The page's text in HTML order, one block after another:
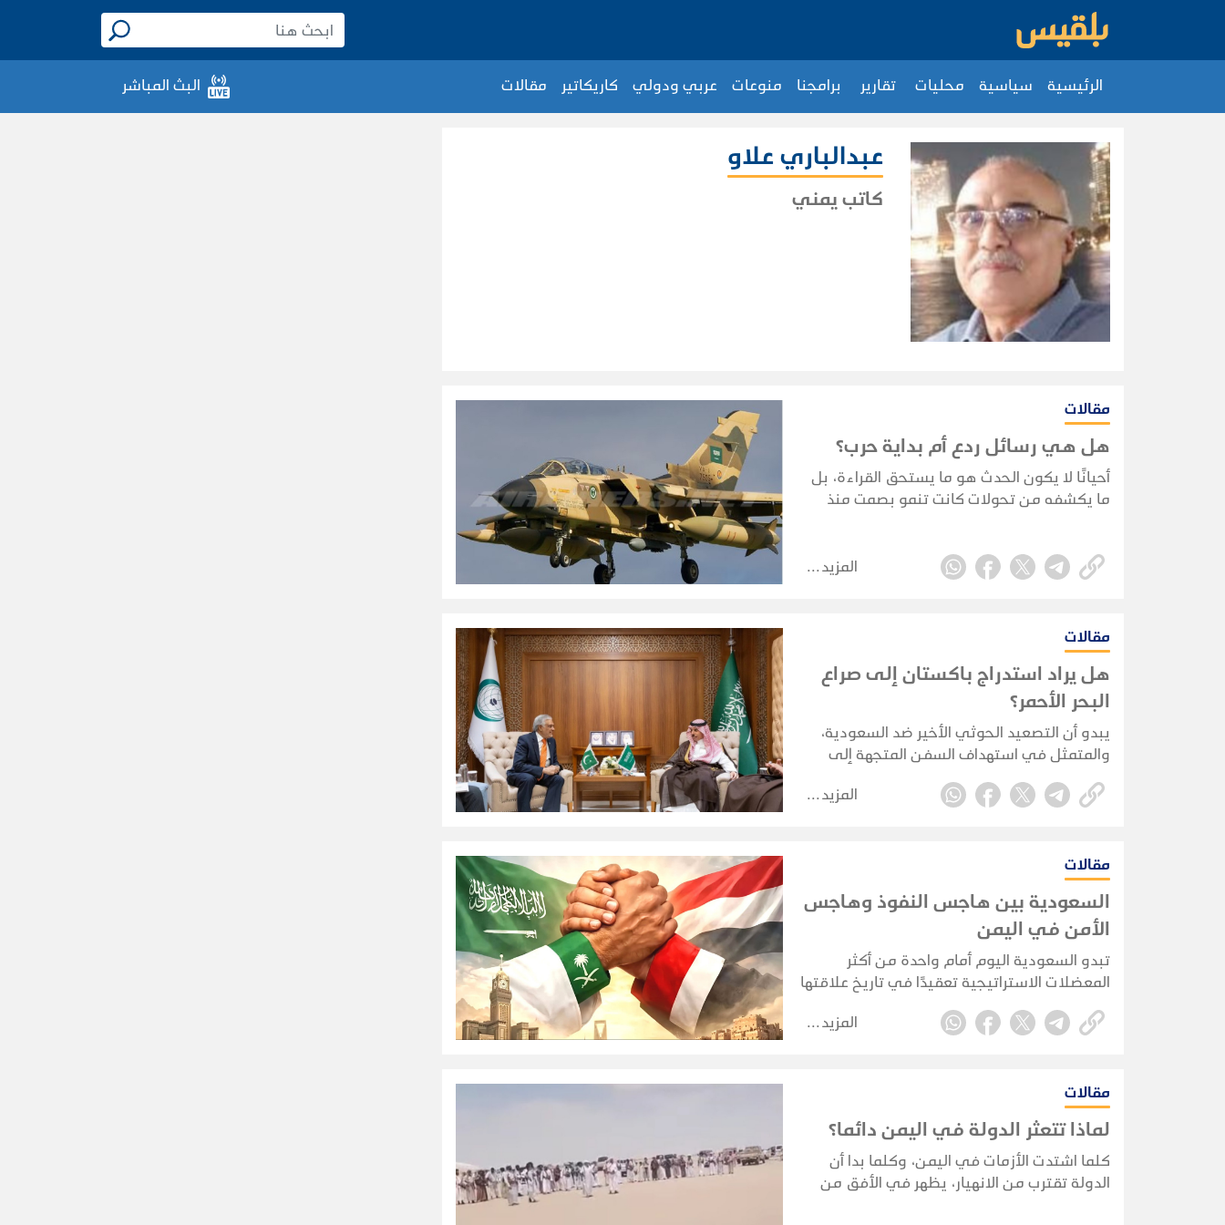
الرئيسية سياسية محليات تقارير برامجنا منوعات عربي ودولي كاريكاتير مقالات البث المباشر
عبدالباري علاو
كاتب يمني
مقالات
هل هي رسائل ردع أم بداية حرب؟
أحيانًا لا يكون الحدث هو ما يستحق القراءة، بل
ما يكشفه من تحولات كانت تنمو بصمت منذ
مرحلة كاملة قد انتهت، وأن مرحلة أخرى بدأت
تتشكل.
المزيد
مقالات
هل يراد استدراج باكستان إلى صراع
البحر الأحمر؟
يبدو أن التصعيد الحوثي الأخير ضد السعودية،
والمتمثل في استهداف السفن المتجهة إلى
مرة أخرى ما ذهبنا إليه في كثير من التحليلات
المرتبكة في اليمن، إلى قوة باتت قابلة
للتوظيف من قبل أطراف متعددة في صراعات
إقليمية ودولية تتجاوز حدود اليمن بكثير.
المزيد
مقالات
السعودية بين هاجس النفوذ وهاجس
الأمن في اليمن
تبدو السعودية اليوم أمام واحدة من أكثر
المعضلات الاستراتيجية تعقيدًا في تاريخ علاقتها
وحده، بل بفعل التناقض المتزايد بين هدفين
وضمان أمنها الوطني في مواجهة أي تهديد
قادم من الجنوب.
المزيد
مقالات
لماذا تتعثر الدولة في اليمن دائما؟
كلما اشتدت الأزمات في اليمن، وكلما بدا أن
الدولة تقترب من الانهيار، يظهر في الأفق من